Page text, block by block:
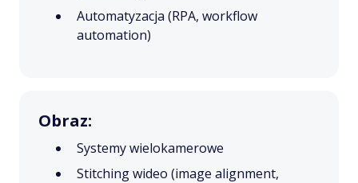
Automatyzacja (RPA, workflow
automation)
Obraz:
Systemy wielokamerowe
Stitching wideo (image alignment,